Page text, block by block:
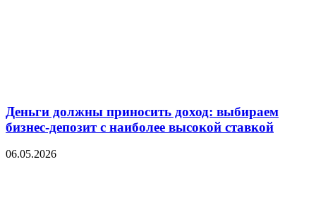
Деньги должны приносить доход: выбираем
бизнес-депозит с наиболее высокой ставкой
06.05.2026